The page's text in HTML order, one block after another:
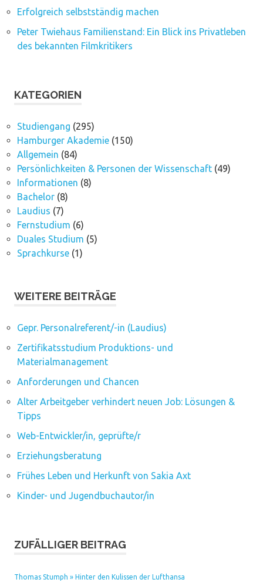
Erfolgreich selbstständig machen
Peter Twiehaus Familienstand: Ein Blick ins Privatleben
des bekannten Filmkritikers
KATEGORIEN
Studiengang (295)
Hamburger Akademie(150)
Allgemein (84)
Persönlichkeiten & Personen der Wissenschaft(49)
Informationen (8)
Bachelor(8)
Laudius (7)
Fernstudium (6)
Duales Studium (5)
Sprachkurse(1)
WEITERE BEITRÄGE
Gepr. Personalreferent/-in (Laudius)
Zertifikatsstudium Produktions- und
Materialmanagement
Anforderungen und Chancen
Alter Arbeitgeber verhindert neuen Job: Lösungen &
Tipps
Web-Entwickler/in, geprüfte/r
Erziehungsberatung
Frühes Leben und Herkunft von Sakia Axt
Kinder- und Jugendbuchautor/in
ZUFÄLLIGER BEITRAG
Thomas Stumph » Hinter den Kulissen der Lufthansa